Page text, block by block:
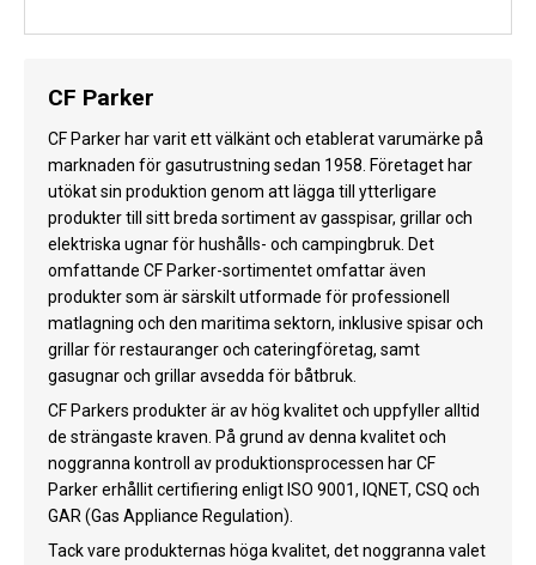
CF Parker
CF Parker har varit ett välkänt och etablerat varumärke på
marknaden för gasutrustning sedan 1958. Företaget har
utökat sin produktion genom att lägga till ytterligare
produkter till sitt breda sortiment av gasspisar, grillar och
elektriska ugnar för hushålls- och campingbruk. Det
omfattande CF Parker-sortimentet omfattar även
produkter som är särskilt utformade för professionell
matlagning och den maritima sektorn, inklusive spisar och
grillar för restauranger och cateringföretag, samt
gasugnar och grillar avsedda för båtbruk.
CF Parkers produkter är av hög kvalitet och uppfyller alltid
de strängaste kraven. På grund av denna kvalitet och
noggranna kontroll av produktionsprocessen har CF
Parker erhållit certifiering enligt ISO 9001, IQNET, CSQ och
GAR (Gas Appliance Regulation).
Tack vare produkternas höga kvalitet, det noggranna valet